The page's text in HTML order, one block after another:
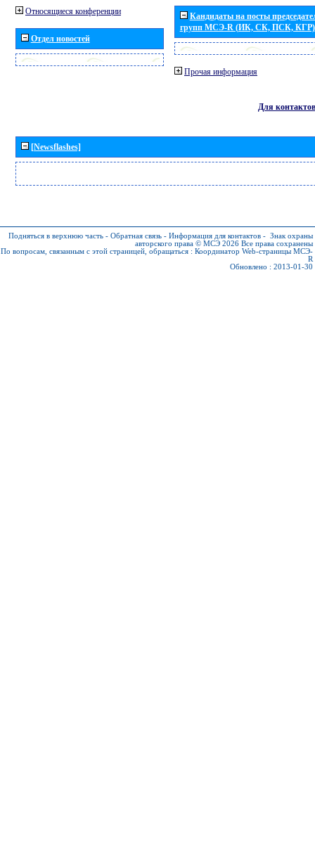
Относящиеся конференции
Отдел новостей
Кандидаты на посты
групп МСЭ-R (ИК, СК, ПСК, КГР)
Прочая информация
Для контактов
[Newsflashes]
Подняться в верхнюю часть - Обратная связь - Информация для контактов - Знак охраны
авторского права © МСЭ 2026 Все права сохранены
По вопросам, связанным с этой страницей, обращаться : Координатор Web-страницы МСЭ-
R
Обновлено : 2013-01-30